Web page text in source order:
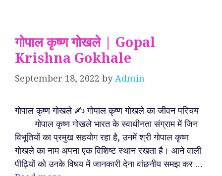
गोपाल कृष्ण गोखले | Gopal
Krishna Gokhale
September 18, 2022 byAdmin
गोपाल कृष्ण गोखले ✍️ गोपाल कृष्ण गोखले का जीवन परिचय
गोपाल कृष्ण गोखले भारत के स्वाधीनता संग्राम में जिन
विभूतियों का प्रमुख सहयोग रहा है, उनमें श्री गोपाल कृष्ण
गोखले का नाम अपना एक विशिष्ट स्थान रखता है। आने वाली
पीढ़ियों को उनके विषय में जानकारी देना वांछनीय समझ कर …